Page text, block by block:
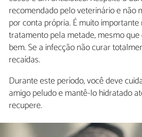
recomendado pelo veterinário e não
por conta própria. É muito
tratamento pela metade, mesmo
bem. Se a infecção não curar
recaídas.
Durante este período, você deve
amigo peludo e mantê-lo hidratado
recupere.